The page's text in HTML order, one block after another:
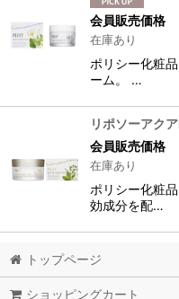
会員販売価格
在庫あり
ポリシー化粧
ーム。 …
リポソーア
会員販売価格
在庫あり
ポリシー化粧
効成分を配…
トップページ
ショッピングカート